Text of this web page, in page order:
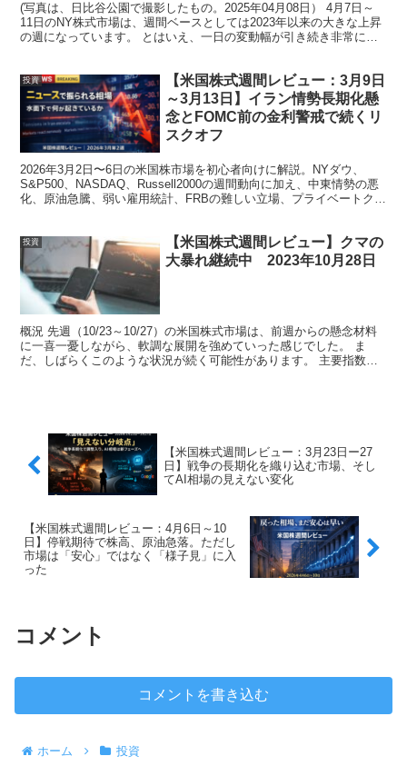
(写真は、日比谷公園で撮影したもの。2025年04月08日） 4月7日～
11日のNY株式市場は、週間ベースとしては2023年以来の大きな上昇
の週になっています。 とはいえ、一日の変動幅が引き続き非常に大
投資
【米国株式週間レビュー：3月9日
～3月13日】イラン情勢長期化懸
念とFOMC前の金利警戒で続くリ
スクオフ
2026年3月2日〜6日の米国株市場を初心者向けに解説。NYダウ、
S&P500、NASDAQ、Russell2000の週間動向に加え、中東情勢の悪
化、原油急騰、弱い雇用統計、FRBの難しい立場、プライベートクレ
投資
【米国株式週間レビュー】クマの
大暴れ継続中 2023年10月28日
概況 先週（10/23～10/27）の米国株式市場は、前週からの懸念材料
に一喜一憂しながら、軟調な展開を強めていった感じでした。 ま
だ、しばらくこのような状況が続く可能性があります。 主要指数で
【米国株式週間レビュー：3月23日ー27
日】戦争の長期化を織り込む市場、そし
てAI相場の見えない変化
【米国株式週間レビュー：4月6日～10
日】停戦期待で株高、原油急落。ただし
市場は「安心」ではなく「様子見」に入
った
コメント
コメントを書き込む
ホーム 投資